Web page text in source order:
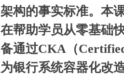
架构的事实标准。本
在帮助学员从零基础
备通过CKA（
为银行系统容器化改